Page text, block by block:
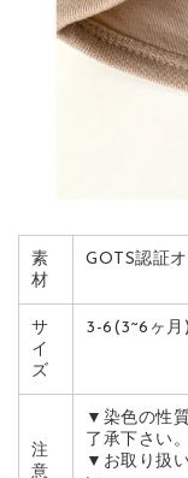
素
材
GOTS認証
サ
イ
ズ
3-6(3~6ヶ月
注
意
▼染色の性
了承下さい。
▼お取り扱